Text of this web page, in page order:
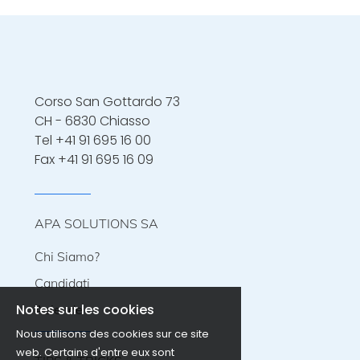
Corso San Gottardo 73
CH - 6830 Chiasso
Tel +41 91 695 16 00
Fax +41 91 695 16 09
APA SOLUTIONS SA
Chi Siamo?
Candidati
Aziende
Notes sur les cookies
Nous utilisons des cookies sur ce site
web. Certains d'entre eux sont